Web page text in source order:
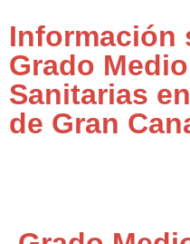
Información
Grado
Sanitarias
de Gran